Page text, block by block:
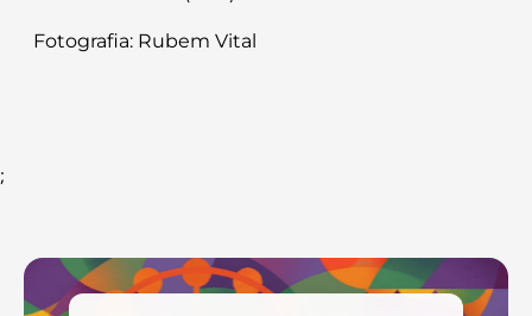
Fotografia: Rubem Vital
;